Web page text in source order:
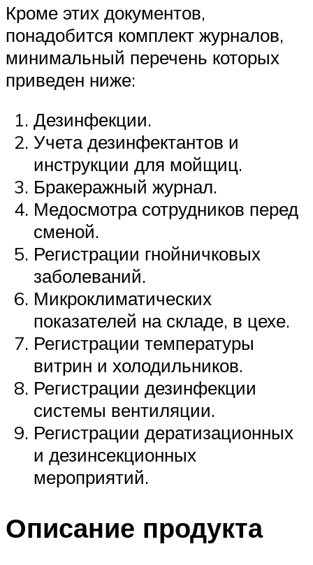
Кроме этих документов,
понадобится комплект журналов,
минимальный перечень которых
приведен ниже:
Дезинфекции.
Учета дезинфектантов и
инструкции для мойщиц.
Бракеражный журнал.
Медосмотра сотрудников перед
сменой.
Регистрации гнойничковых
заболеваний.
Микроклиматических
показателей на складе, в цехе.
Регистрации температуры
витрин и холодильников.
Регистрации дезинфекции
системы вентиляции.
Регистрации дератизационных
и дезинсекционных
мероприятий.
Описание продукта